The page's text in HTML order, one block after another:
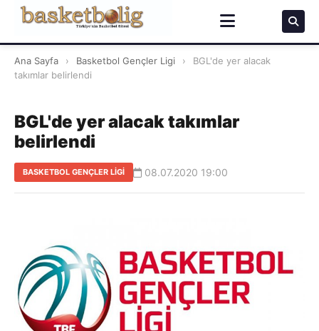
Ana Sayfa › Basketbol Gençler Ligi ›
BGL'de yer alacak
takımlar belirlendi
BGL'de yer alacak takımlar
belirlendi
BASKETBOL GENÇLER LIGI 08.07.2020 19:00